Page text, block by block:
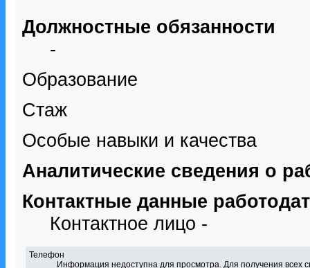
Должностные обязанности
-
Образование
Стаж
Особые навыки и качества
Аналитические сведения о
Контактные данные
Контактное лицо -
Телефон
Информация недоступна для просмотра. Для получения всех